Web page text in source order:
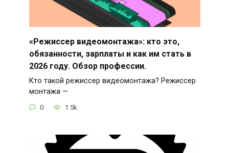
«Режиссер видеомонтажа»: кто это,
обязанности, зарплаты и как им стать в
2026 году. Обзор профессии.
Кто такой режиссер видеомонтажа? Режиссер
монтажа —
0 1.5k.